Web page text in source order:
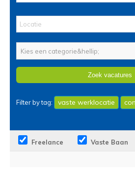
Kies een categorie&hellip;
Filter by tag: vaste werklocatie
Freelance Vaste Baan